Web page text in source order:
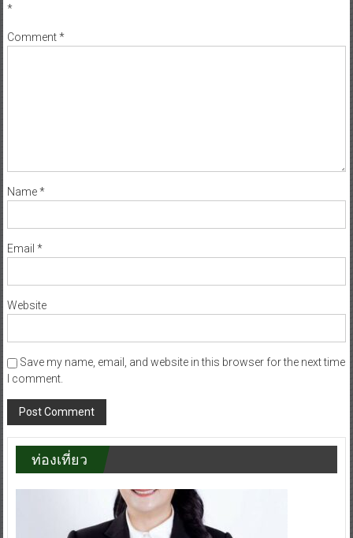
*
Comment*
Name*
Email *
Website
Save my name, email, and website in this browser for the next time
I comment.
ท่องเที่ยว